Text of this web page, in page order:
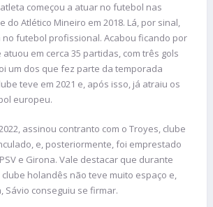
começou a atuar no futebol nas
do Atlético Mineiro em 2018. Lá, por sinal,
futebol profissional. Acabou ficando por
em cerca 35 partidas, com três gols
um dos que fez parte da temporada
teve em 2021 e, após isso, já atraiu os
europeu.
assinou contranto com o Troyes, clube
e, posteriormente, foi emprestado
e Girona. Vale destacar que durante
holandês não teve muito espaço e,
Sávio conseguiu se firmar.